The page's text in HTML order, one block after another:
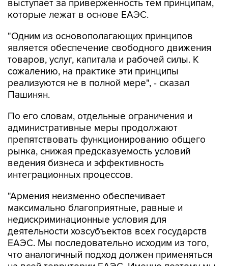
"Одним из основополагающих принципов
товаров, услуг, капитала и рабочей силы. К
сожалению, на практике эти принципы
реализуются не в полной мере", - сказал
Пашинян.
По его словам, отдельные ограничения и
препятствовать функционированию общего
рынка, снижая предсказуемость условий
ведения бизнеса и эффективность
интеграционных процессов.
"Армения неизменно обеспечивает
недискриминационные условия для
деятельности хозсубъектов всех государств
ЕАЭС. Мы последовательно исходим из того,
что аналогичный подход должен применяться
на всей территории ЕАЭС. Именно поэтому мы
считаем принципиально важным, чтобы любые